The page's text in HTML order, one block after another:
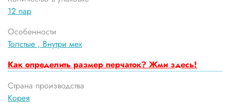
12 пар
Особенности
Толстые , Внутри мех
Как определить размер перчаток? Жми здесь!
Страна производства
Корея